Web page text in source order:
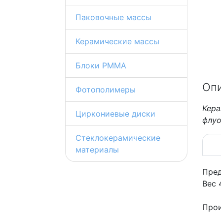
Паковочные массы
Керамические массы
Блоки PMMA
Фотополимеры
Циркониевые диски
Стеклокерамические
материалы
Вес